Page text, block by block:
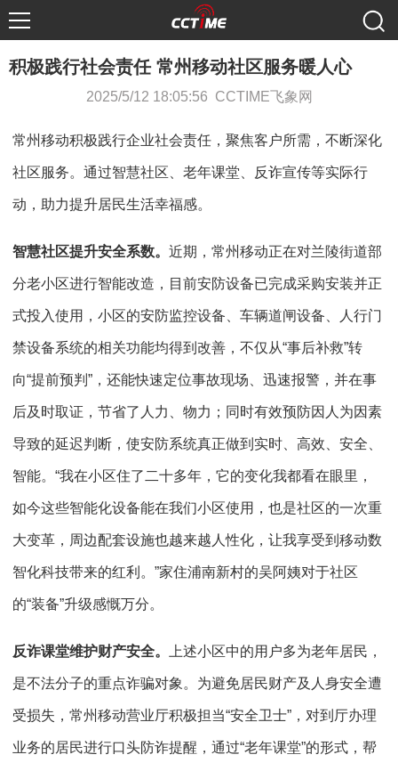
积极践行社会责任 常州移动社区服务暖人心
2025/5/12 18:05:56 CCTIME飞象网
常州移动积极践行企业社会责任，聚焦客户所需，不断深化
社区服务。通过智慧社区、老年课堂、反诈宣传等实际行
动，助力提升居民生活幸福感。
智慧社区提升安全系数。 近期，常州移动正在对兰陵街道部
分老小区进行智能改造，目前安防设备已完成采购安装并正
式投入使用，小区的安防监控设备、车辆道闸设备、人行门
禁设备系统的相关功能均得到改善，不仅从“事后补救”转
向“提前预判”，还能快速定位事故现场、迅速报警，并在事
后及时取证，节省了人力、物力；同时有效预防因人为因素
导致的延迟判断，使安防系统真正做到实时、高效、安全、
智能。“我在小区住了二十多年，它的变化我都看在眼里，
如今这些智能化设备能在我们小区使用，也是社区的一次重
大变革，周边配套设施也越来越人性化，让我享受到移动数
智化科技带来的红利。”家住浦南新村的吴阿姨对于社区
的“装备”升级感慨万分。
反诈课堂维护财产安全。 上述小区中的用户多为老年居民，
是不法分子的重点诈骗对象。为避免居民财产及人身安全遭
受损失，常州移动营业厅积极担当“安全卫士”，对到厅办理
业务的居民进行口头防诈提醒，通过“老年课堂”的形式，帮